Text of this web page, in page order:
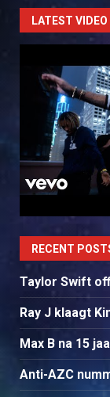
LATEST VIDEO
RECENT
Taylor Swift
Ray J klaagt
Max B na 15
Anti-AZC